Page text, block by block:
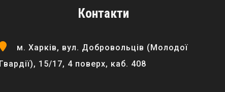
Контакти
м. Харків, вул. Добровольців (Молодої
Гвардії), 15/17, 4 поверх, каб. 408